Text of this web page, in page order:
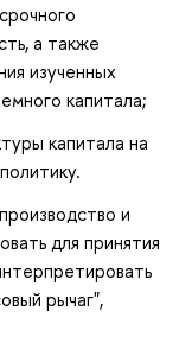
а также
изученных
капитала;
капитала на
и
для принятия
рычаг",